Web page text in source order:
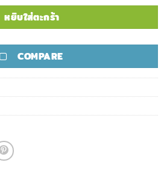
หยิบใส่ตะกร้า
COMPARE